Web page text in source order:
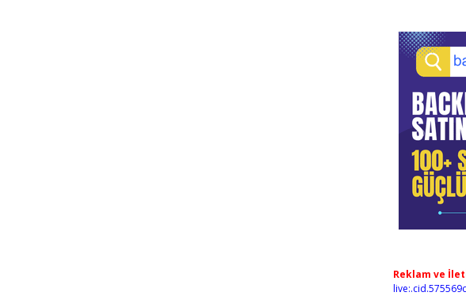
Reklam ve